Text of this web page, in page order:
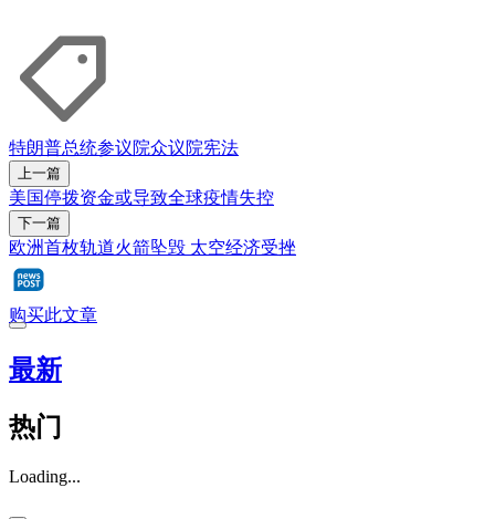
特朗普总统参议院众议院宪法
上一篇
美国停拨资金或导致全球疫情失控
下一篇
欧洲首枚轨道火箭坠毁 太空经济受挫
购买此文章
最新
热门
Loading...